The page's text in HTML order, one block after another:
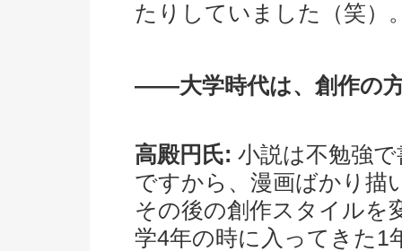
たりしていました（笑）
――大学時代は、創作の
高殿円氏: 小説は不勉強
ですから、漫画ばかり描
その後の創作スタイルを
学4年の時に入ってきた1